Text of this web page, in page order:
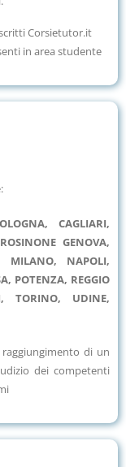
Corsietutor.it
in area studente
CAGLIARI,
GENOVA,
MILANO, NAPOLI,
POTENZA, REGGIO
TORINO, UDINE,
di un
dei competenti